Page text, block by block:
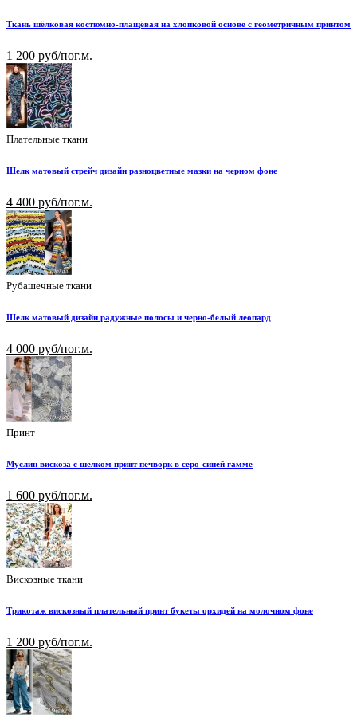
Ткань шёлковая костюмно-плащёвая на хлопковой основе с геометричным принтом
1 200 руб/пог.м.
Плательные ткани
Шелк матовый стрейч дизайн разноцветные мазки на черном фоне
4 400 руб/пог.м.
Рубашечные ткани
Шелк матовый дизайн радужные полосы и черно-белый леопард
4 000 руб/пог.м.
Принт
Муслин вискоза с шелком принт печворк в серо-синей гамме
1 600 руб/пог.м.
Вискозные ткани
Трикотаж вискозный плательный принт букеты орхидей на молочном фоне
1 200 руб/пог.м.